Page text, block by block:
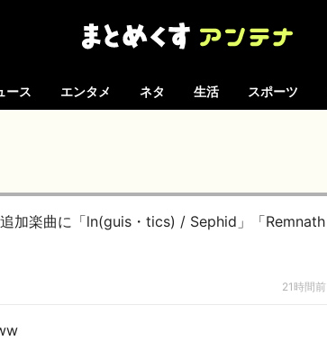
ース エンタメ ネタ 生活 スポーツ
加楽曲に「ln(guis・tics) / Sephid」「Remnath
21時間前